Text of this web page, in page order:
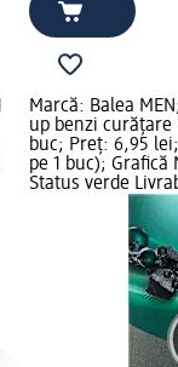
Marcă: Balea
up benzi curățare
buc; Preț: 6,95
pe 1 buc);
Status verde